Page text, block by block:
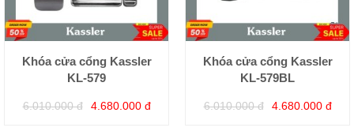
Khóa cửa cổng Kassler
KL-579
6.010.000 đ 4.680.000 đ
Khóa cửa cổng Kassler
KL-579BL
6.010.000 đ 4.680.000 đ